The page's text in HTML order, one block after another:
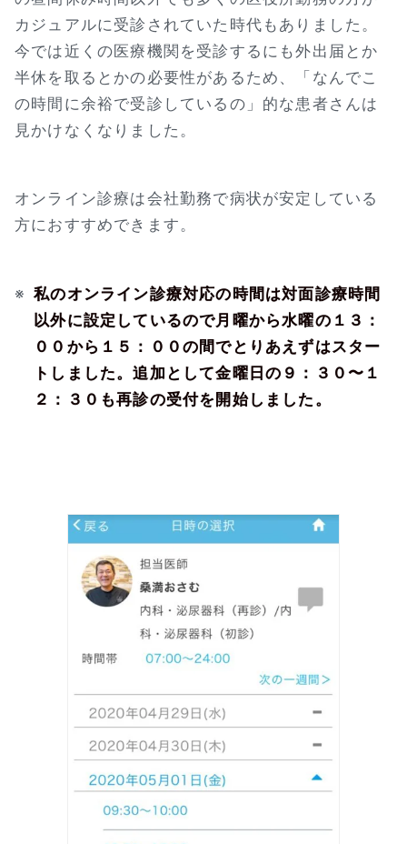
カジュアルに受診されていた時代もありました。
今では近くの医療機関を受診するにも外出届とか
半休を取るとかの必要性があるため、「なんでこ
の時間に余裕で受診しているの」的な患者さんは
見かけなくなりました。
オンライン診療は会社勤務で病状が安定している
方におすすめできます。
※ 私のオンライン診療対応の時間は対面診療時間
以外に設定しているので月曜から水曜の１３：
００から１５：００の間でとりあえずはスター
トしました。追加として金曜日の９：３０〜１
２：３０も再診の受付を開始しました。